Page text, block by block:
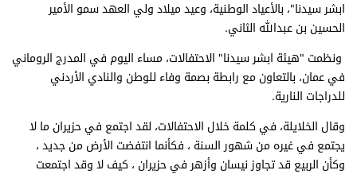
ابشر سيدنا"، بالأعياد الوطنية، وعيد ميلاد ولي العهد سمو الأمير
الحسين بن عبدالله الثاني.
ونظمت "هيئة ابشر سيدنا" الاحتفالات، مساء اليوم في المدرج الروماني
في عمان، بالتعاون مع رابطة بصمة وفاء للوطن والنادي الأردني
للدراجات النارية.
وقال الخلايلة، في كلمة خلال الاحتفالات، لقد اجتمع في حزيران ما لا
يجتمع في غيره من شهور السنة ، فكأنما انتفضت الأرض من جديد ،
وكأن الربيع قد تجاوز نيسان وأزهر في حزيران ، كيف لا وقد اجتمعت